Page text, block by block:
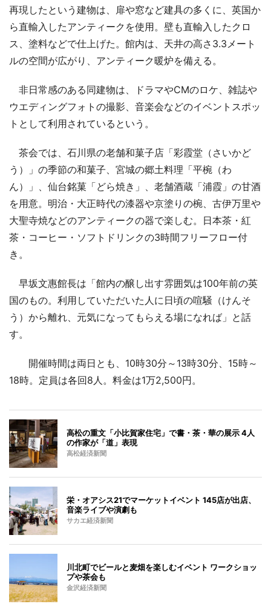
再現したという建物は、扉や窓など建具の多くに、英国か
ら直輸入したアンティークを使用。壁も直輸入したクロ
ス、塗料などで仕上げた。館内は、天井の高さ3.3メート
ルの空間が広がり、アンティーク暖炉を備える。
非日常感のある同建物は、ドラマやCMのロケ、雑誌や
ウエディングフォトの撮影、音楽会などのイベントスポッ
トとして利用されているという。
茶会では、石川県の老舗和菓子店「彩霞堂（さいかど
う）」の季節の和菓子、宮城の郷土料理「平椀（わ
ん）」、仙台銘菓「どら焼き」、老舗酒蔵「浦霞」の甘酒
を用意。明治・大正時代の漆器や京塗りの椀、古伊万里や
大聖寺焼などのアンティークの器で楽しむ。日本茶・紅
茶・コーヒー・ソフトドリンクの3時間フリーフロー付
き。
早坂文惠館長は「館内の醸し出す雰囲気は100年前の英
国のもの。利用していただいた人に日頃の喧騒（けんそ
う）から離れ、元気になってもらえる場になれば」と話
す。
開催時間は両日とも、10時30分～13時30分、15時～
18時。定員は各回8人。料金は1万2,500円。
高松の重文「小比賀家住宅」で書・茶・華の展示 4人
の作家が「道」表現
高松経済新聞
栄・オアシス21でマーケットイベント 145店が出店、
音楽ライブや演劇も
サカエ経済新聞
川北町でビールと麦畑を楽しむイベント ワークショッ
プや茶会も
金沢経済新聞